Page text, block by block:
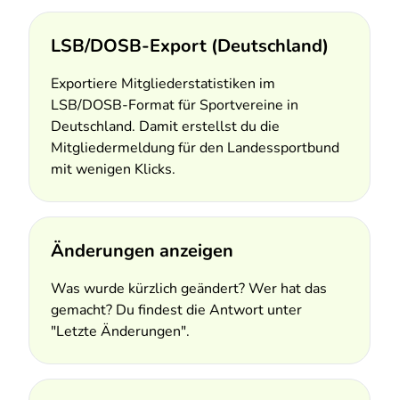
LSB/DOSB-Export (Deutschland)
Exportiere Mitgliederstatistiken im
LSB/DOSB-Format für Sportvereine in
Deutschland. Damit erstellst du die
Mitgliedermeldung für den Landessportbund
mit wenigen Klicks.
Änderungen anzeigen
Was wurde kürzlich geändert? Wer hat das
gemacht? Du findest die Antwort unter
"Letzte Änderungen".